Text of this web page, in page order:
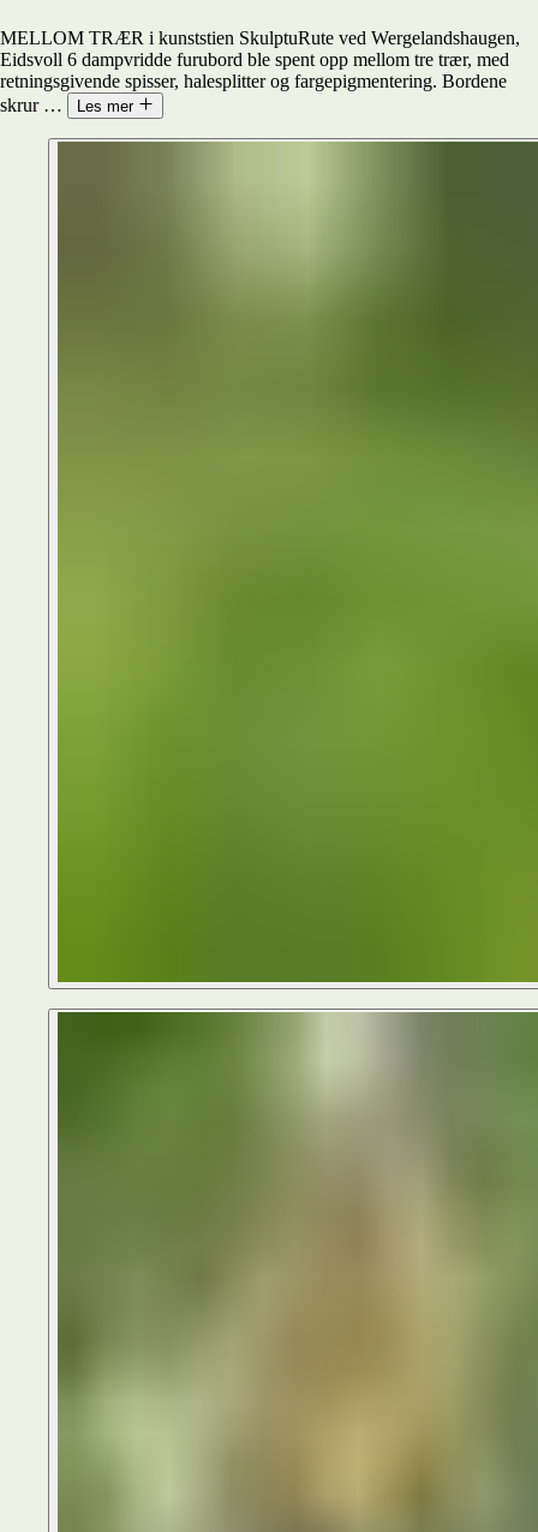
MELLOM TRÆR i kunststien SkulptuRute ved Wergelandshaugen,
Eidsvoll 6 dampvridde furubord ble spent opp mellom tre trær, med
retningsgivende spisser, halesplitter og fargepigmentering. Bordene
skrur … Les mer